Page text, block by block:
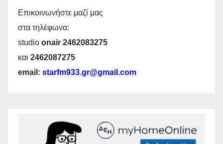
Επικοινωνήστε μαζί μας
στα τηλέφωνα:
studio onair 2462083275
και 2462087275
email: starfm933.gr@gmail.com